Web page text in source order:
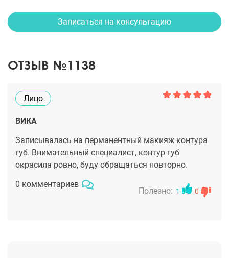
Записаться на консультацию
ОТЗЫВ №1138
Лицо
ВИКА
Записывалась на перманентный макияж контура
губ. Внимательный специалист, контур губ
окрасила ровно, буду обращаться повторно.
0 комментариев
Полезно: 1 0